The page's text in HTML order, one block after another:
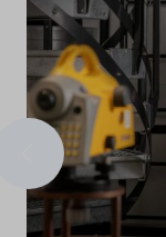
Edellinen